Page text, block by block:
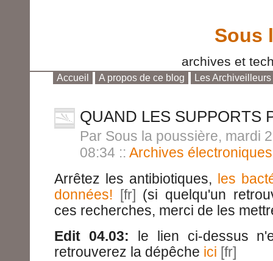
Sous
archives et
Accueil A propos de ce blog
Les Archiveilleurs
QUAND LES SUPPORTS
Par Sous la poussière, mardi
08:34 :: Archives électroniques
Arrêtez les antibiotiques,
les
données!
(si quelqu'un
ces recherches, merci de les
Edit 04.03: le lien ci-dessus
retrouverez la dépêche ici